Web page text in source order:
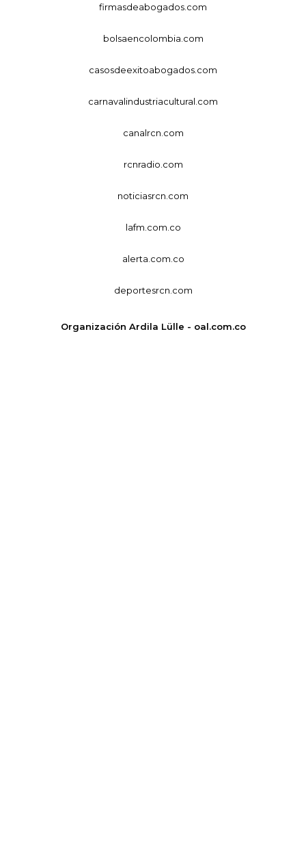
firmasdeabogados.com
bolsaencolombia.com
casosdeexitoabogados.com
carnavalindustriacultural.com
canalrcn.com
rcnradio.com
noticiasrcn.com
lafm.com.co
alerta.com.co
deportesrcn.com
Organización Ardila Lülle - oal.com.co